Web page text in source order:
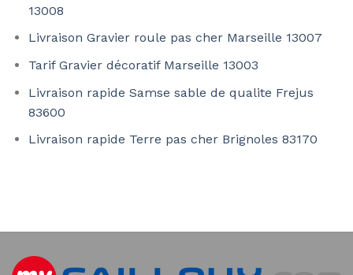
13008
Livraison Gravier roule pas cher Marseille 13007
Tarif Gravier décoratif Marseille 13003
Livraison rapide Samse sable de qualite Frejus
83600
Livraison rapide Terre pas cher Brignoles 83170